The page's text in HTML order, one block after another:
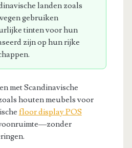
landen zoals
gebruiken
tinten voor hun
zijn op hun rijke
met Scandinavische
houten meubels voor
floor display POS